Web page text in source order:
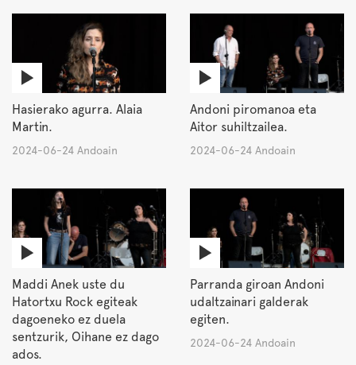
Hasierako agurra. Alaia
Martin.
2024-06-24 Andoain
Andoni piromanoa eta
Aitor suhiltzailea.
2024-06-24 Andoain
Maddi Anek uste du
Hatortxu Rock egiteak
dagoeneko ez duela
sentzurik, Oihane ez dago
ados.
Parranda giroan Andoni
udaltzainari galderak
egiten.
2024-06-24 Andoain